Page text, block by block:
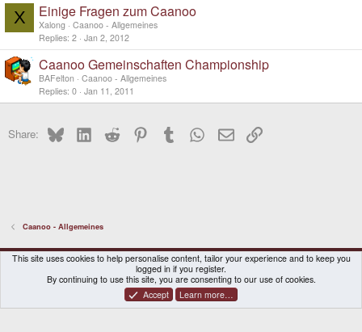
X Einige Fragen zum Caanoo
Xalong
Caanoo - Allgemeines
Replies 2 Jan 2, 2012
Caanoo Gemeinschaften Championship
BAFelton
Caanoo - Allgemeines
Replies 0 Jan 11, 2011
Share: BlueskyLinkedInReddit PinterestTumblr WhatsApp
EmailLink
Caanoo - Allgemeines
DragonBox Pyra
English (US)
Contact us
Terms and rules Privacy policy Help Home
® © 2010-2026 XenForo Ltd.|Certain add-on by SyTry.
This site uses cookies to help personalise content, tailor your experience and to keep you
logged in if you register.
By continuing to use this site, you are consenting to our use of cookies.
Accept
Learn more…